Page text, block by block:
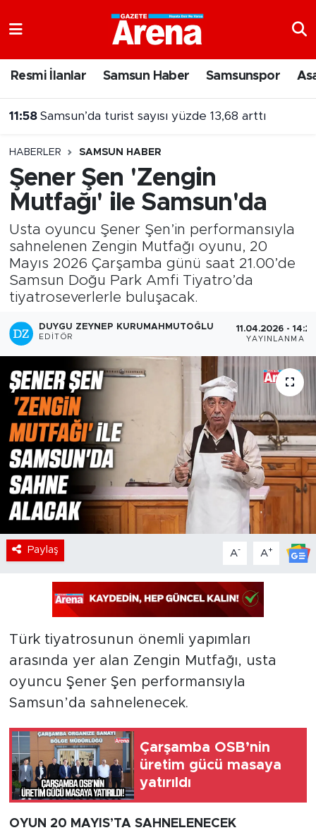
Resmi İlanlar Samsun Haber Samsunspor
11:58 Samsun’da turist sayısı yüzde 13,68 arttı
HABERLER SAMSUN HABER
Şener Şen 'Zengin
Mutfağı' ile Samsun'da
Usta oyuncu Şener Şen’in performansıyla
sahnelenen Zengin Mutfağı oyunu, 20
Mayıs 2026 Çarşamba günü saat 21.00’de
Samsun Doğu Park Amfi Tiyatro’da
tiyatroseverlerle buluşacak.
DUYGU ZEYNEP KURUMAHMUTOĞLU
EDITÖR
11.04.2026 - 14:21
YAYINLANMA
Paylaş A- A+
Türk tiyatrosunun önemli yapımları
arasında yer alan Zengin Mutfağı, usta
oyuncu Şener Şen performansıyla
Samsun’da sahnelenecek.
Çarşamba OSB’nin
üretim gücü masaya
yatırıldı
OYUN 20 MAYIS’TA SAHNELENECEK
Samsun Namaz Vakitleri
Süper Lig Puan Durumu ve Fikstür
Tüm Manşetler
Son Dakika Haberleri
Haber Arşivi